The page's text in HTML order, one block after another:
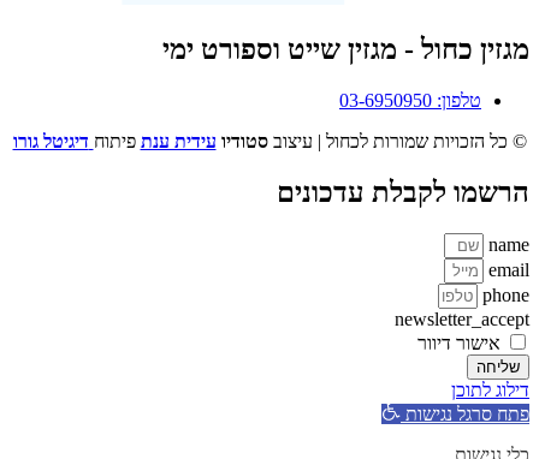
מגזין כחול - מגזין שייט וספורט ימי
טלפון: 03-6950950
© כל הזכויות שמורות לכחול | עיצובסטודיו עידית ענת פיתוח דיגיטל גורו
הרשמו לקבלת עדכונים
name
email
phone
newsletter_accept
אישור דיוור
שליחה
דילוג לתוכן
פתח סרגל נגישות
כלי נגישות